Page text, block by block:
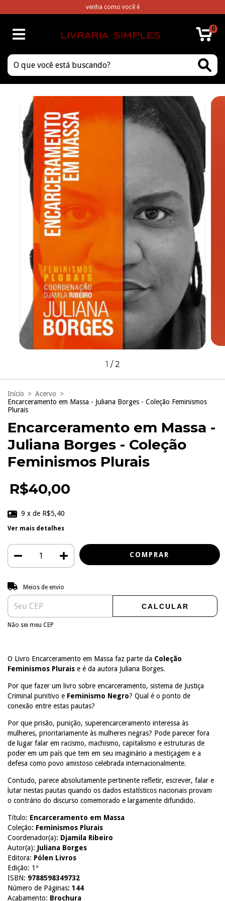
venha como você é
0
1 /2
Início > Acervo >
Encarceramento em Massa - Juliana Borges - Coleção Feminismos
Plurais
Encarceramento em Massa -
Juliana Borges - Coleção
Feminismos Plurais
R$40,00
9 x de R$5,40
Ver mais detalhes
Entregas para o CEP:
Meios de envio
CALCULAR
Não sei meu CEP
O Livro Encarceramento em Massa faz parte da Coleção
Feminismos Plurais e é da autora Juliana Borges.
Por que fazer um livro sobre encarceramento, sistema de Justiça
Criminal punitivo e Feminismo Negro? Qual é o ponto de
conexão entre estas pautas?
Por que prisão, punição, superencarceramento interessa às
mulheres, prioritariamente às mulheres negras? Pode parecer fora
de lugar falar em racismo, machismo, capitalismo e estruturas de
poder em um país que tem em seu imaginário a mestiçagem e a
defesa como povo amistoso celebrada internacionalmente.
Contudo, parece absolutamente pertinente refletir, escrever, falar e
lutar nestas pautas quando os dados estatísticos nacionais provam
o contrário do discurso comemorado e largamente difundido.
Título: Encarceramento em Massa
Coleção: Feminismos Plurais
Coordenador(a): Djamila Ribeiro
Autor(a): Juliana Borges
Editora: Pólen Livros
Edição: 1ª
ISBN: 9788598349732
Número de Páginas: 144
Acabamento: Brochura